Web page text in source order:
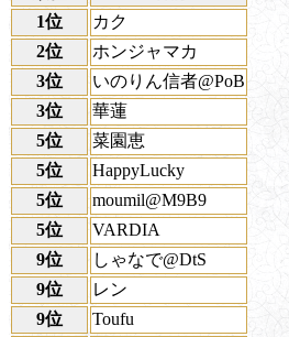
1位
カク
2位
ホンジャマカ
3位
いのりん信者@PoB
3位
華蓮
5位
菜園恵
5位
HappyLucky
5位
moumil@M9B9
5位
VARDIA
9位
しゃなで@DtS
9位
レン
9位
Toufu